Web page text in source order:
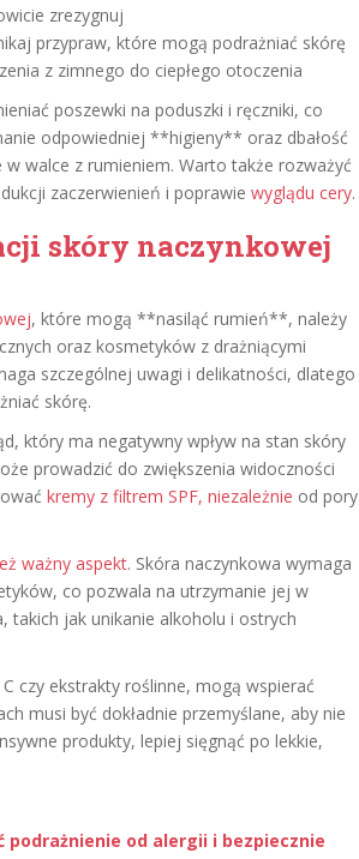
zrezygnuj
przypraw, które mogą podrażniać skórę
z zimnego do ciepłego otoczenia
poszewki na poduszki i ręczniki, co
odpowiedniej **higieny** oraz dbałość
walce z rumieniem. Warto także rozważyć
zaczerwienień i poprawie wyglądu cery.
skóry naczynkowej
, które mogą **nasiląć rumień**, należy
oraz kosmetyków z drażniącymi
szczególnej uwagi i delikatności, dlatego
skórę.
który ma negatywny wpływ na stan skóry
prowadzić do zwiększenia widoczności
kremy z filtrem SPF, niezależnie od pory
ważny aspekt. Skóra naczynkowa wymaga
co pozwala na utrzymanie jej w
takich jak unikanie alkoholu i ostrych
czy ekstrakty roślinne, mogą wspierać
musi być dokładnie przemyślane, aby nie
produkty, lepiej sięgnąć po lekkie,
od alergii i bezpiecznie